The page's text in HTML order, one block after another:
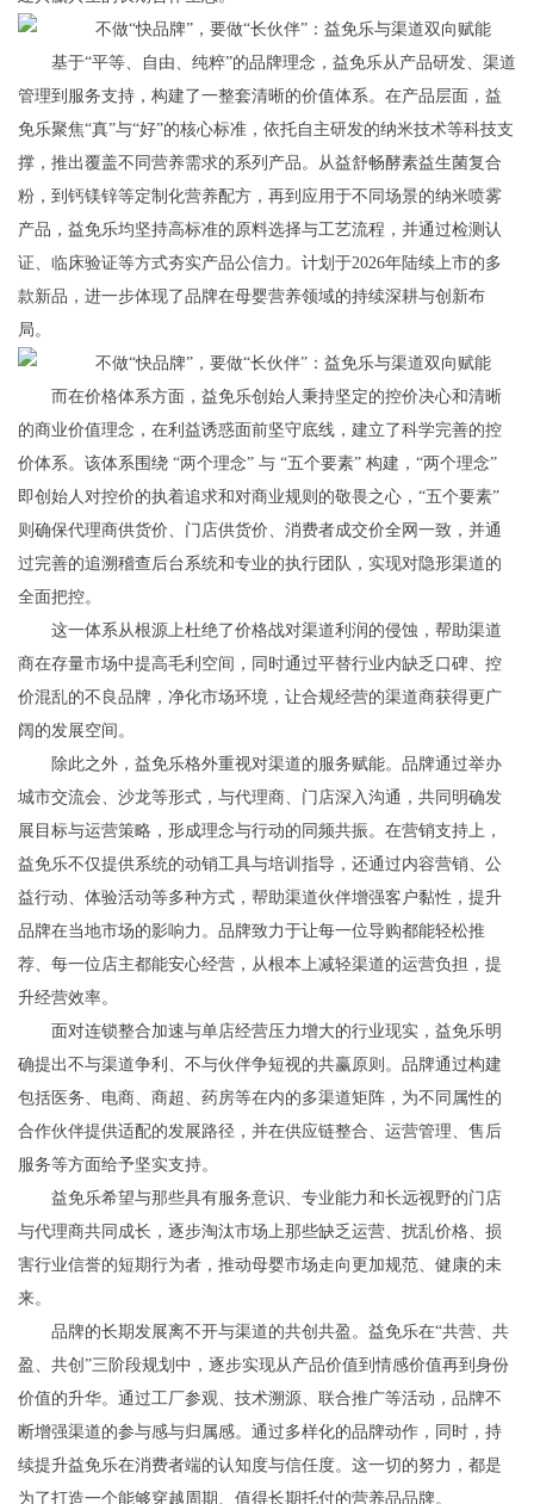
基于“平等、自由、纯粹”的品牌理念，益免乐从产品研发、渠道
管理到服务支持，构建了一整套清晰的价值体系。在产品层面，益
免乐聚焦“真”与“好”的核心标准，依托自主研发的纳米技术等科技支
撑，推出覆盖不同营养需求的系列产品。从益舒畅酵素益生菌复合
粉，到钙镁锌等定制化营养配方，再到应用于不同场景的纳米喷雾
产品，益免乐均坚持高标准的原料选择与工艺流程，并通过检测认
证、临床验证等方式夯实产品公信力。计划于2026年陆续上市的多
款新品，进一步体现了品牌在母婴营养领域的持续深耕与创新布
局。
而在价格体系方面，益免乐创始人秉持坚定的控价决心和清晰
的商业价值理念，在利益诱惑面前坚守底线，建立了科学完善的控
价体系。该体系围绕 “两个理念” 与 “五个要素” 构建，“两个理念”
即创始人对控价的执着追求和对商业规则的敬畏之心，“五个要素”
则确保代理商供货价、门店供货价、消费者成交价全网一致，并通
过完善的追溯稽查后台系统和专业的执行团队，实现对隐形渠道的
全面把控。
这一体系从根源上杜绝了价格战对渠道利润的侵蚀，帮助渠道
商在存量市场中提高毛利空间，同时通过平替行业内缺乏口碑、控
价混乱的不良品牌，净化市场环境，让合规经营的渠道商获得更广
阔的发展空间。
除此之外，益免乐格外重视对渠道的服务赋能。品牌通过举办
城市交流会、沙龙等形式，与代理商、门店深入沟通，共同明确发
展目标与运营策略，形成理念与行动的同频共振。在营销支持上，
益免乐不仅提供系统的动销工具与培训指导，还通过内容营销、公
益行动、体验活动等多种方式，帮助渠道伙伴增强客户黏性，提升
品牌在当地市场的影响力。品牌致力于让每一位导购都能轻松推
荐、每一位店主都能安心经营，从根本上减轻渠道的运营负担，提
升经营效率。
面对连锁整合加速与单店经营压力增大的行业现实，益免乐明
确提出不与渠道争利、不与伙伴争短视的共赢原则。品牌通过构建
包括医务、电商、商超、药房等在内的多渠道矩阵，为不同属性的
合作伙伴提供适配的发展路径，并在供应链整合、运营管理、售后
服务等方面给予坚实支持。
益免乐希望与那些具有服务意识、专业能力和长远视野的门店
与代理商共同成长，逐步淘汰市场上那些缺乏运营、扰乱价格、损
害行业信誉的短期行为者，推动母婴市场走向更加规范、健康的未
来。
品牌的长期发展离不开与渠道的共创共盈。益免乐在“共营、共
盈、共创”三阶段规划中，逐步实现从产品价值到情感价值再到身份
价值的升华。通过工厂参观、技术溯源、联合推广等活动，品牌不
断增强渠道的参与感与归属感。通过多样化的品牌动作，同时，持
续提升益免乐在消费者端的认知度与信任度。这一切的努力，都是
为了打造一个能够穿越周期、值得长期托付的营养品品牌。